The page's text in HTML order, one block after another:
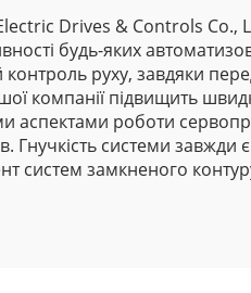
Drives & Controls Co.,
будь-яких
руху, завдяки
компанії підвищить
аспектами роботи
Гнучкість системи
систем замкненого